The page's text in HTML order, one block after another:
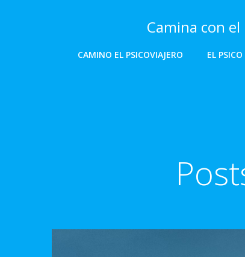
Camina con
CAMINO EL PSICOVIAJERO EL